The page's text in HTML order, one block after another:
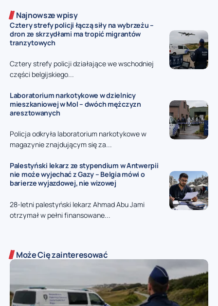
Najnowsze wpisy
Cztery strefy policji łączą siły na wybrzeżu –
dron ze skrzydłami ma tropić migrantów
tranzytowych
Cztery strefy policji działające we wschodniej
części belgijskiego...
Laboratorium narkotykowe w dzielnicy
mieszkaniowej w Mol – dwóch mężczyzn
aresztowanych
Policja odkryła laboratorium narkotykowe w
magazynie znajdującym się za...
Palestyński lekarz ze stypendium w Antwerpii
nie może wyjechać z Gazy – Belgia mówi o
barierze wyjazdowej, nie wizowej
28-letni palestyński lekarz Ahmad Abu Jami
otrzymał w pełni finansowane...
Może Cię zainteresować